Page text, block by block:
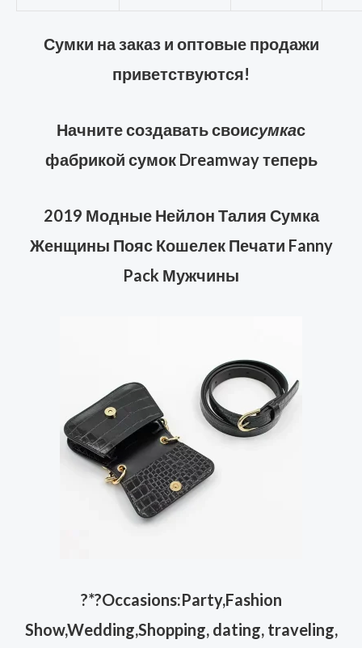
Сумки на заказ и оптовые продажи
приветствуются!
Начните создавать своисумкас
фабрикой сумок Dreamway теперь
2019 Модные Нейлон Талия Сумка
Женщины Пояс Кошелек Печати Fanny
Pack Мужчины
?*?Occasions:Party,Fashion
Show,Wedding,Shopping, dating, traveling,